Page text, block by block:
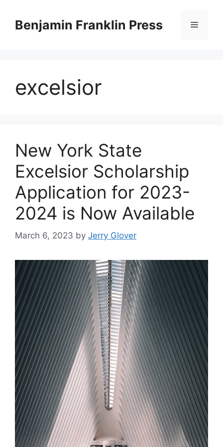
contentBenjamin Franklin Press Menu
excelsior
New York State
Excelsior Scholarship
Application for 2023-
2024 is Now Available
March 6, 2023 by Jerry Glover